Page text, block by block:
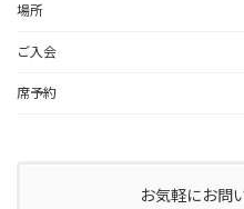
場所
ご入会
席予約
お気軽にお問